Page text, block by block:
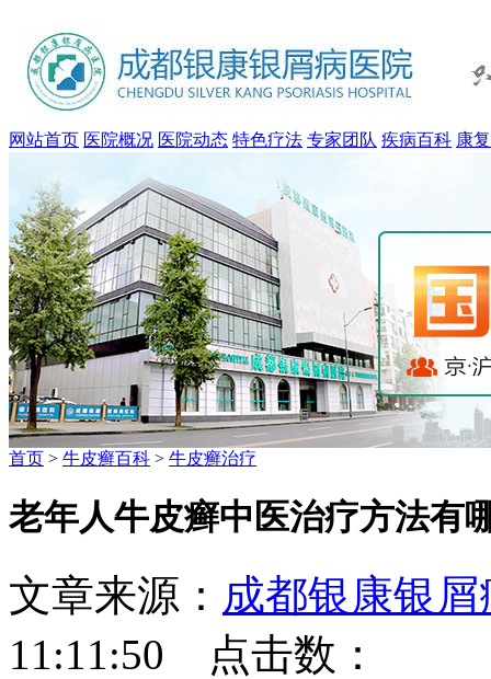
网站首页 医院概况 医院动态 特色疗法 专家团队 疾病百科 康
首页 > 牛皮癣百科 > 牛皮癣治疗
老年人牛皮癣中医治疗方法有
文章来源： 成都银康银
11:11:50 点击数：